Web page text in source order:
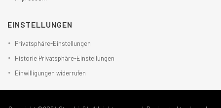
EINSTELLUNGEN
Privatsphäre-Einstellungen
Historie Privatsphäre-Einstellungen
Einwilligungen widerrufen